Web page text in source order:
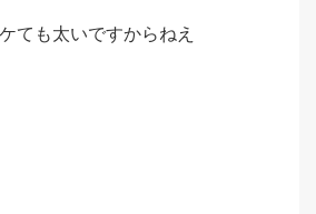
ても太いですからねえ